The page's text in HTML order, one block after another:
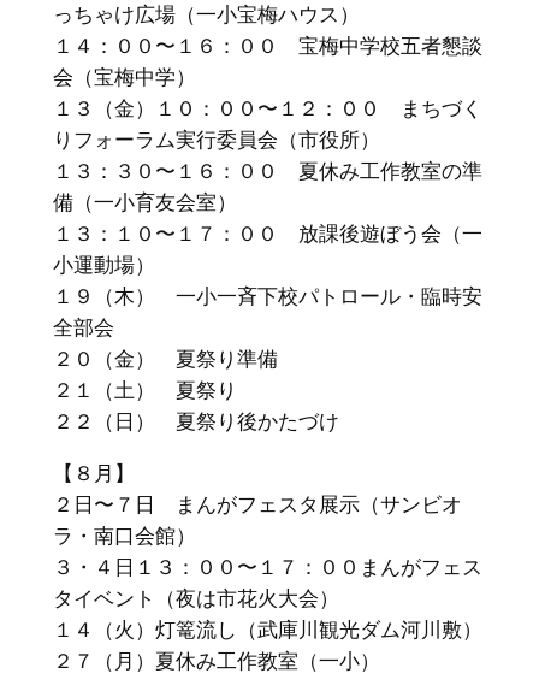
っちゃけ広場（一小宝梅ハウス）
１４：００〜１６：００ 宝梅中学校五者懇談
会（宝梅中学）
１３（金）１０：００〜１２：００ まちづく
りフォーラム実行委員会（市役所）
１３：３０〜１６：００ 夏休み工作教室の準
備（一小育友会室）
１３：１０〜１７：００ 放課後遊ぼう会（一
小運動場）
１９（木） 一小一斉下校パトロール・臨時安
全部会
２０（金） 夏祭り準備
２１（土） 夏祭り
２２（日） 夏祭り後かたづけ
【８月】
２日〜７日 まんがフェスタ展示（サンビオ
ラ・南口会館）
３・４日１３：００〜１７：００まんがフェス
タイベント（夜は市花火大会）
１４（火）灯篭流し（武庫川観光ダム河川敷）
２７（月）夏休み工作教室（一小）